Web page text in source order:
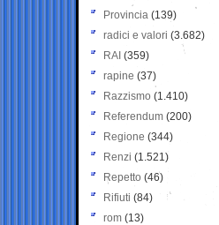
Provincia (139)
radici e valori (3.682)
RAI (359)
rapine (37)
Razzismo (1.410)
Referendum (200)
Regione (344)
Renzi (1.521)
Repetto (46)
Rifiuti (84)
rom (13)